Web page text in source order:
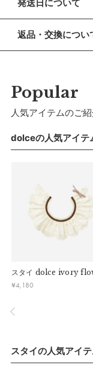
スタイルにさりげ
【デザイン】
【仕様／機能】
タイは取り外し可
て最適。身に纏う
ばれやパーティーに
【おすすめ】
ギフトにぴったり
とつだけのプレゼン
発送日について
休業期間 2026年8
おります。
【お問い合わせ・
休業中にいただい
営業日より順次対応
※ 夏季休業のご案内
■ 出荷について
午前9時までのご
■ ご注意
・ご注文内容に確
遅れる可能性が
返品・交換につい
ずご連絡ください。
■ お客様都合によ
ります。
弊社で負担いたしま
■ ご注意
・初期不良、商品
している場合お
きかねますので
・ご不明点などご
Popular
人気アイテムのご
dolceの人気アイテ
スタイ dolce ivory
¥4,180
スタイの人気アイ